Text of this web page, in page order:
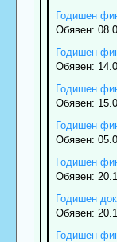
Годишен
Обявен:
Годишен
Обявен:
Годишен
Обявен:
Годишен
Обявен:
Годишен
Обявен:
Годишен
Обявен:
Годишен